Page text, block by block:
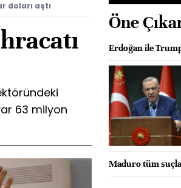
doları aştı
63 milyon
Öne
Erdoğan ile
Maduro tüm